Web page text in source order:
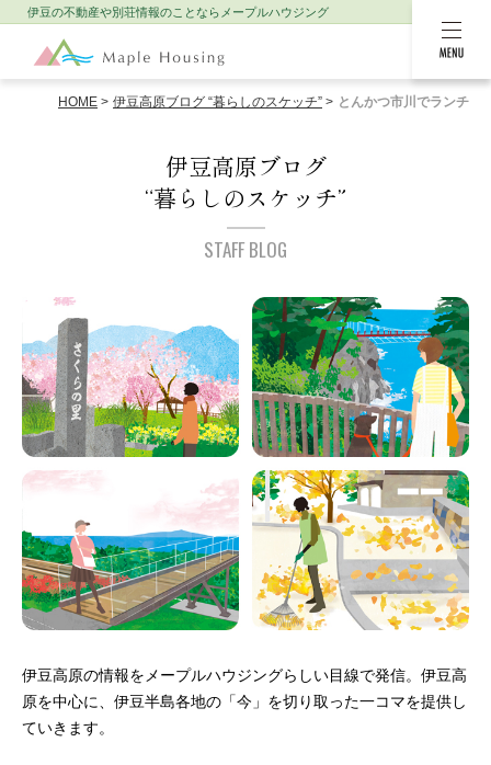
MENU
伊豆の不動産や別荘情報のことなら メープルハウジング
HOME 伊豆高原ブログ “暮らしのスケッチ” とんかつ市川でランチ
伊豆高原ブログ
“暮らしのスケッチ”
STAFF BLOG
伊豆高原の情報をメープルハウジングらしい目線で発信。 伊豆高
原を中心に、伊豆半島各地の「今」を切り取った一コマを提供し
ていきます。